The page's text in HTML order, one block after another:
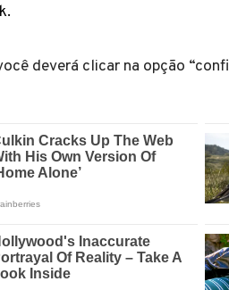
deverá clicar na opção